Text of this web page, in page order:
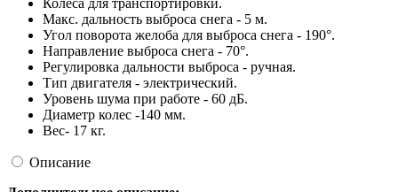
Колеса для транспортировки.
Макс. дальность выброса снега - 5 м.
Угол поворота желоба для выброса снега - 190°.
Направление выброса снега - 70°.
Регулировка дальности выброса - ручная.
Тип двигателя - электрический.
Уровень шума при работе - 60 дБ.
Диаметр колес -140 мм.
Вес- 17 кг.
Описание